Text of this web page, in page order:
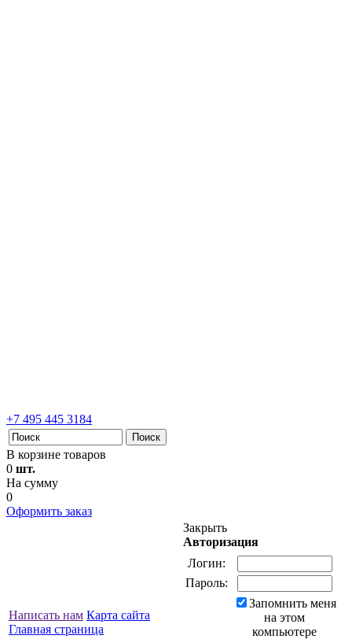
+7 495 445 3184
В корзине товаров
0 шт.
На сумму
0
Оформить заказ
Написать нам Карта сайта
Главная страница
Закрыть
Авторизация
Логин:
Пароль:
Запомнить меня
на этом
компьютере